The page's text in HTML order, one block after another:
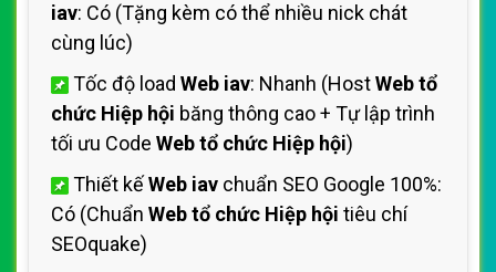
iav: Có (Tặng kèm có thể nhiều nick chát
cùng lúc)
Tốc độ load Web iav: Nhanh (HostWeb tổ
chức Hiệp hội băng thông cao + Tự lập trình
tối ưu Code Web tổ chức Hiệp hội)
Thiết kếWeb iav chuẩn SEO Google 100%:
Có (Chuẩn Web tổ chức Hiệp hội tiêu chí
SEOquake)